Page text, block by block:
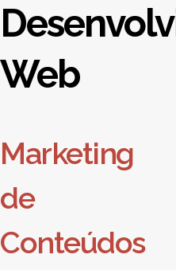
Web
Marketing
de
Conteúdos